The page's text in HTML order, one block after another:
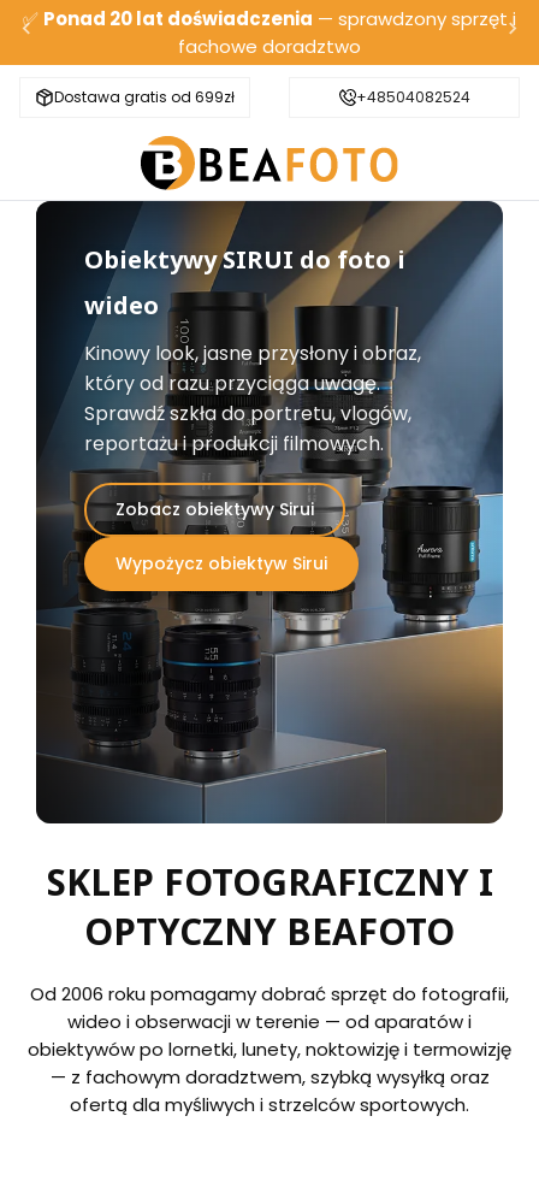
✅ Ponad 20 lat doświadczenia — sprawdzony sprzęt i
fachowe doradztwo
Dostawa gratis od 699zł Bezpieczna wysyłka
+48504082524
Obiektywy SIRUI do foto i
wideo
Kinowy look, jasne przysłony i obraz,
który od razu przyciąga uwagę.
Sprawdź szkła do portretu, vlogów,
reportażu i produkcji filmowych.
Zobacz obiektywy Sirui
Wypożycz obiektyw Sirui
SKLEP FOTOGRAFICZNY I
OPTYCZNY BEAFOTO
Od 2006 roku pomagamy dobrać sprzęt do fotografii,
wideo i obserwacji w terenie — od aparatów i
obiektywów po lornetki, lunety, noktowizję i termowizję
— z fachowym doradztwem, szybką wysyłką oraz
ofertą dla myśliwych i strzelców sportowych.